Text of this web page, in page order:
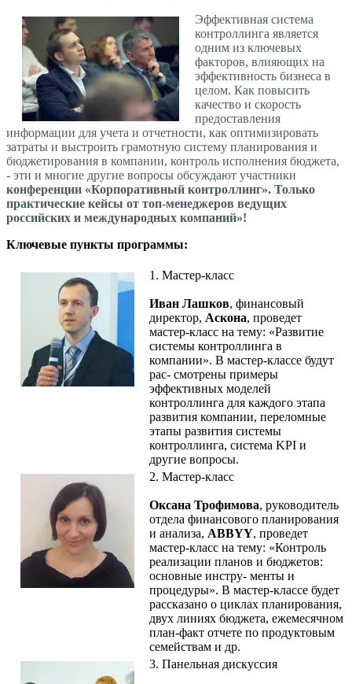
Эффективная система
контроллинга является
одним из ключевых
факторов, влияющих на
эффективность бизнеса в
целом. Как повысить
качество и скорость
предоставления
информации для учета и отчетности, как оптимизировать
затраты и выстроить грамотную систему планирования и
бюджетирования в компании, контроль исполнения бюджета,
- эти и многие другие вопросы обсуждают участники
конференции «Корпоративный контроллинг». Только
практические кейсы от топ-менеджеров ведущих
российских и международных компаний»!
Ключевые пункты программы:
1. Мастер-класс
Иван Лашков, финансовый
директор, Аскона, проведет
мастер-класс на тему: «Развитие
системы контроллинга в
компании». В мастер-классе будут
рас- смотрены примеры
эффективных моделей
контроллинга для каждого этапа
развития компании, переломные
этапы развития системы
контроллинга, система KPI и
другие вопросы.
2. Мастер-класс
Оксана Трофимова, руководитель
отдела финансового планирования
и анализа, ABBYY, проведет
мастер-класс на тему: «Контроль
реализации планов и бюджетов:
основные инстру- менты и
процедуры». В мастер-классе будет
рассказано о циклах планирования,
двух линиях бюджета, ежемесячном
план-факт отчете по продуктовым
семействам и др.
3. Панельная дискуссия